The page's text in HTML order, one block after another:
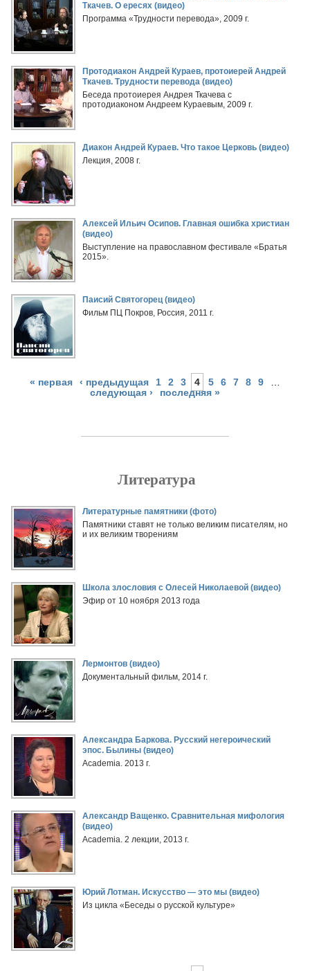
Ткачев. О ересях (видео)
Программа «Трудности перевода», 2009 г.
Протодиакон Андрей Кураев, протоиерей Андрей
Ткачев. Трудности перевода (видео)
Беседа протоиерея Андрея Ткачева с
протодиаконом Андреем Кураевым, 2009 г.
Диакон Андрей Кураев. Что такое Церковь (видео)
Лекция, 2008 г.
Алексей Ильич Осипов. Главная ошибка христиан
(видео)
Выступление на православном фестивале «Братья
2015».
Паисий Святогорец (видео)
Фильм ПЦ Покров, Россия, 2011 г.
« первая ‹ предыдущая 1 2 3 4 5 6 7 8 9
…
следующая ›
последняя »
Литература
Литературные памятники (фото)
Памятники ставят не только великим писателям, но
и их великим творениям
Школа злословия с Олесей Николаевой (видео)
Эфир от 10 ноября 2013 года
Лермонтов (видео)
Документальный фильм, 2014 г.
Александра Баркова. Русский негероический
эпос. Былины (видео)
Academia. 2013 г.
Александр Ващенко. Сравнительная мифология
(видео)
Academia. 2 лекции, 2013 г.
Юрий Лотман. Искусство — это мы (видео)
Из цикла «Беседы о русской культуре»
Страницы